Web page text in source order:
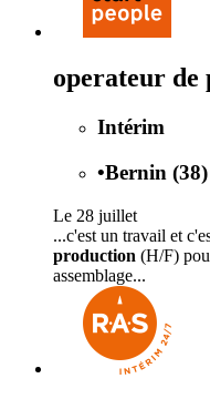
operateur
Intérim
•Bernin (38)
Le 28 juillet
...c'est un travail et
production (H/F)
assemblage...